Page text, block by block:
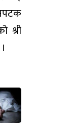
श्री